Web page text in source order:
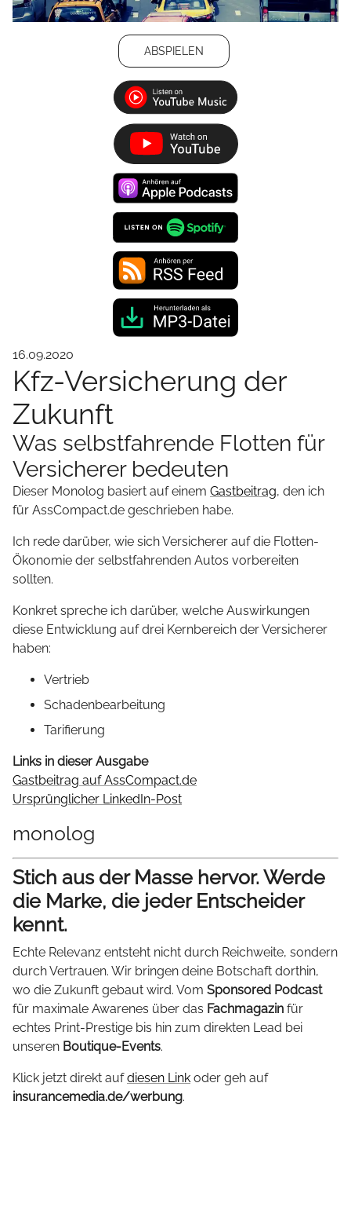
ABSPIELEN
16.09.2020
Kfz-Versicherung der
Zukunft
Was selbstfahrende Flotten für
Versicherer bedeuten
Dieser Monolog basiert auf einem Gastbeitrag, den ich
für AssCompact.de geschrieben habe.
Ich rede darüber, wie sich Versicherer auf die Flotten-
Ökonomie der selbstfahrenden Autos vorbereiten
sollten.
Konkret spreche ich darüber, welche Auswirkungen
diese Entwicklung auf drei Kernbereich der Versicherer
haben:
Vertrieb
Schadenbearbeitung
Tarifierung
Links in dieser Ausgabe
Gastbeitrag auf AssCompact.de
Ursprünglicher LinkedIn-Post
monolog
Stich aus der Masse hervor. Werde
die Marke, die jeder Entscheider
kennt.
Echte Relevanz entsteht nicht durch Reichweite, sondern
durch Vertrauen. Wir bringen deine Botschaft dorthin,
wo die Zukunft gebaut wird. Vom Sponsored Podcast
für maximale Awarenes über das Fachmagazin für
echtes Print-Prestige bis hin zum direkten Lead bei
unseren Boutique-Events.
Klick jetzt direkt aufdiesen Link oder geh auf
insurancemedia.de/werbung.